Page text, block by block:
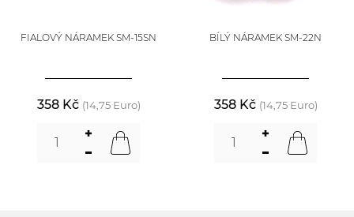
FIALOVÝ NÁRAMEK SM-15SN
358 Kč (14,75 Euro)
BÍLÝ NÁRAMEK SM-22N
358 Kč (14,75 Euro)